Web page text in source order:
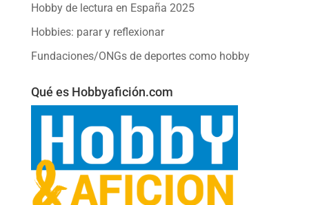
Hobby de lectura en España 2025
Hobbies: parar y reflexionar
Fundaciones/ONGs de deportes como hobby
Qué es Hobbyafición.com